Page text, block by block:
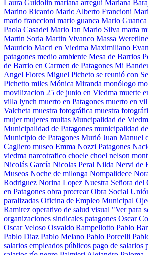
Laura Guidolin mariana arregui Mariana
Marino Ricardo Mario Alberto Francioni
mario franccioni mario guanca Mario
Paola Casadei Mario Ian Mario Silva marta
Martin Soria Martin Vivanco Massa
Mauricio Macri en Viedma Maximiliano
patagones medio ambiente Mesa de Barrios
de Barrio en Carmen de Patagones Mi
Angel Flores Miguel Picheto se reunió con
Pichetto miles Mónica Miranda monólogo
movilizacion 25 de junio en Viedma muerte
villa lynch muerto en Patagones muerto en
Valcheta muestra fotográfica muestra
mujer mujeres multas Muncipalidad de
Municipalidad de Patagones municipalidad
Municipio de Patagones Murió Juan Manuel
Cagliero museo Emma Nozzi Patagones
viedma narcotrafico choele choel nelson
Nicolás García Nicolas Peral Nilda Nervi de
Museos Noche de milonga Nompalidece
Rodriguez Norina Lopez Nuestra Señora del
en Patagones obra procrear Obra Social
paralizadas Oficina de Empleo Municipal
Ramirez operativo de salud visual "Ver para
organizaciones sindicales patagones Oscar
Oscar Veloso Osvaldo Rampellotto Pablo
Pablo Diaz Pablo Melano Pablo Porcelli
salarios empleados públicos pago de salarios